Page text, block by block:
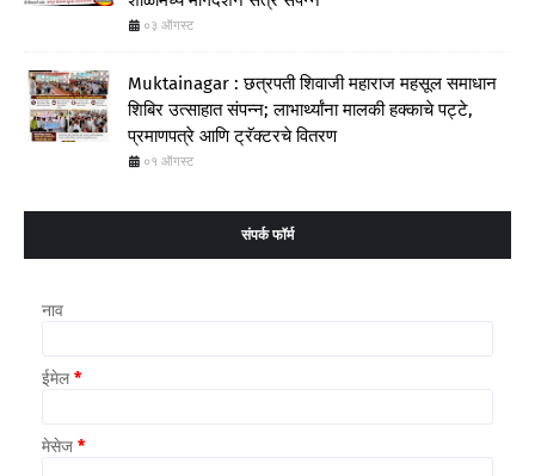
०३ ऑगस्ट
Muktainagar : छत्रपती शिवाजी महाराज महसूल समाधान
शिबिर उत्साहात संपन्न; लाभार्थ्यांना मालकी हक्काचे पट्टे,
प्रमाणपत्रे आणि ट्रॅक्टरचे वितरण
०१ ऑगस्ट
संपर्क फॉर्म
नाव
ईमेल*
मेसेज *